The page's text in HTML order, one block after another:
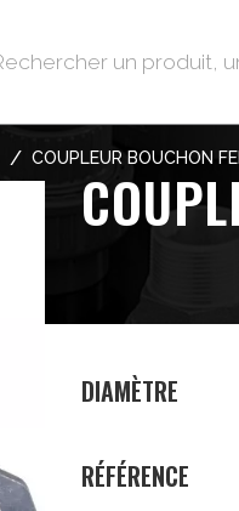
/ COUPLEUR BOUCHON
DIAMÈTRE
RÉFÉRENCE